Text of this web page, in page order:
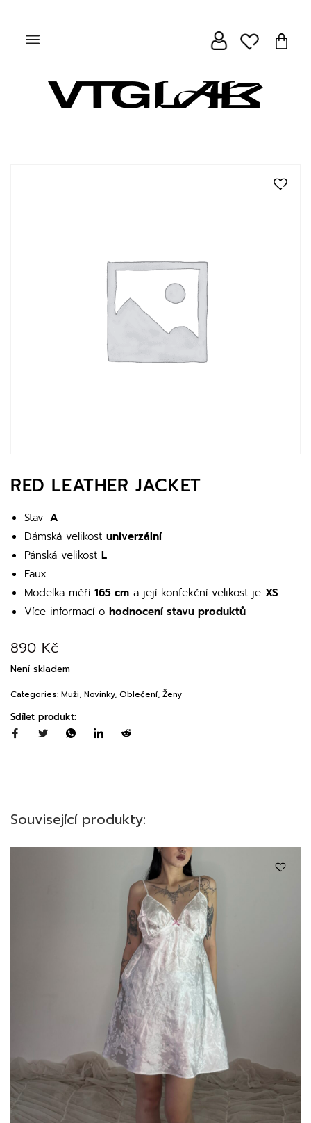
RED LEATHER JACKET
Stav: A
Dámská velikost univerzální
Pánská velikost L
Faux
Modelka měří 165 cm a její konfekční velikost je XS
Více informací o hodnocení stavu produktů
890 Kč
Není skladem
Categories: Muži, Novinky, Oblečení, Ženy
Sdílet produkt:
Související produkty: